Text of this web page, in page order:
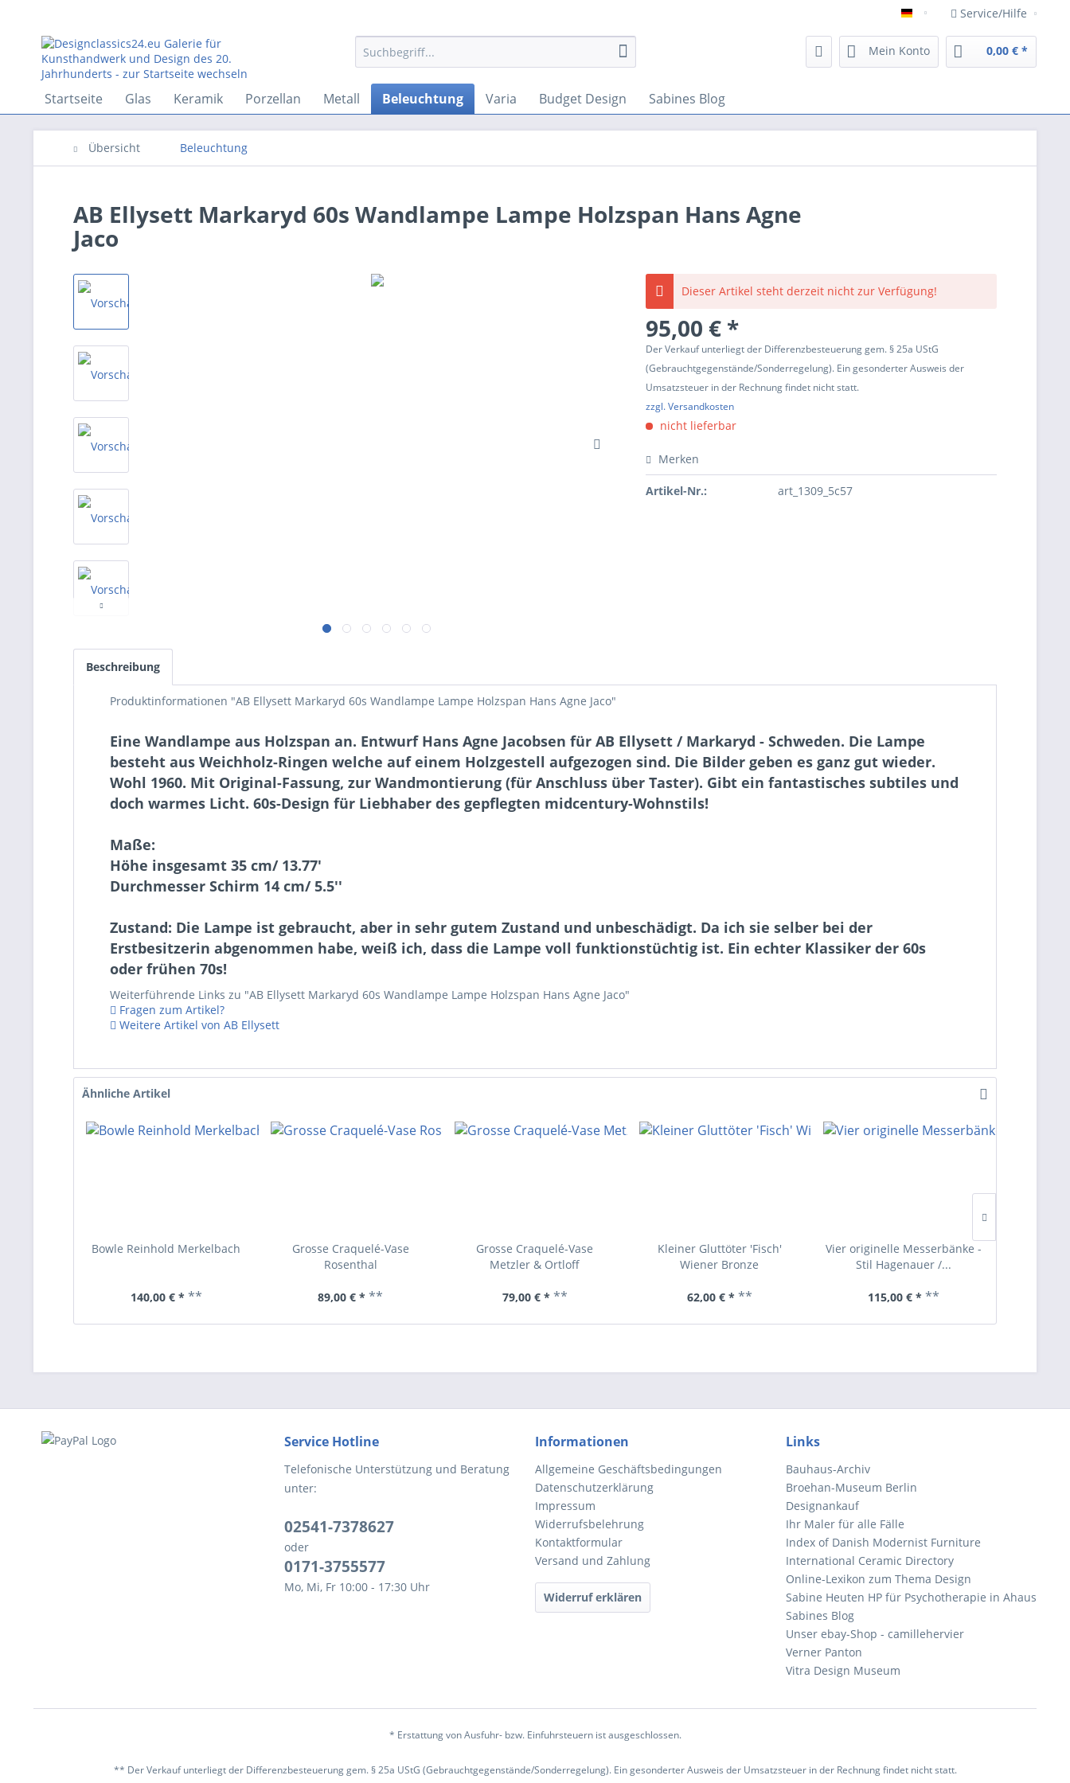
Deutsch Service/Hilfe
Mein Konto 0,00 € *
Startseite Glas Keramik Porzellan Metall Beleuchtung Varia Budget Design Sabines Blog
Übersicht Beleuchtung
AB Ellysett Markaryd 60s Wandlampe Lampe Holzspan Hans Agne
Jaco
Dieser Artikel steht derzeit nicht zur Verfügung!
95,00 € *
Der Verkauf unterliegt der Differenzbesteuerung gem. § 25a UStG
(Gebrauchtgegenstände/Sonderregelung). Ein gesonderter Ausweis der
Umsatzsteuer in der Rechnung findet nicht statt.
zzgl. Versandkosten
nicht lieferbar
Merken
Artikel-Nr.: art_1309_5c57
Beschreibung
Produktinformationen "AB Ellysett Markaryd 60s Wandlampe Lampe Holzspan Hans Agne Jaco"
Eine Wandlampe aus Holzspan an. Entwurf Hans Agne Jacobsen für AB Ellysett / Markaryd - Schweden. Die Lampe
besteht aus Weichholz-Ringen welche auf einem Holzgestell aufgezogen sind. Die Bilder geben es ganz gut wieder.
Wohl 1960. Mit Original-Fassung, zur Wandmontierung (für Anschluss über Taster). Gibt ein fantastisches subtiles und
doch warmes Licht. 60s-Design für Liebhaber des gepflegten midcentury-Wohnstils!
Maße:
Höhe insgesamt 35 cm/ 13.77'
Durchmesser Schirm 14 cm/ 5.5''
Zustand: Die Lampe ist gebraucht, aber in sehr gutem Zustand und unbeschädigt. Da ich sie selber bei der
Erstbesitzerin abgenommen habe, weiß ich, dass die Lampe voll funktionstüchtig ist. Ein echter Klassiker der 60s
oder frühen 70s!
Weiterführende Links zu "AB Ellysett Markaryd 60s Wandlampe Lampe Holzspan Hans Agne Jaco"
Fragen zum Artikel?
Weitere Artikel von AB Ellysett
Ähnliche Artikel
Bowle Reinhold Merkelbach
140,00 € * **
Grosse Craquelé-Vase
Rosenthal
89,00 € * **
Grosse Craquelé-Vase
Metzler & Ortloff
79,00 € * **
Kleiner Gluttöter 'Fisch'
Wiener Bronze
62,00 € * **
Vier originelle Messerbänke -
Stil Hagenauer /...
115,00 € * **
Service Hotline
Telefonische Unterstützung und Beratung
unter:
02541-7378627
oder
0171-3755577
Mo, Mi, Fr 10:00 - 17:30 Uhr
Informationen
Allgemeine Geschäftsbedingungen
Datenschutzerklärung
Impressum
Widerrufsbelehrung
Kontaktformular
Versand und Zahlung
Widerruf erklären
Links
Bauhaus-Archiv
Broehan-Museum Berlin
Designankauf
Ihr Maler für alle Fälle
Index of Danish Modernist Furniture
International Ceramic Directory
Online-Lexikon zum Thema Design
Sabine Heuten HP für Psychotherapie in Ahaus
Sabines Blog
Unser ebay-Shop - camillehervier
Verner Panton
Vitra Design Museum
* Erstattung von Ausfuhr- bzw. Einfuhrsteuern ist ausgeschlossen.
** Der Verkauf unterliegt der Differenzbesteuerung gem. § 25a UStG (Gebrauchtgegenstände/Sonderregelung). Ein gesonderter Ausweis der Umsatzsteuer in der Rechnung findet nicht statt.